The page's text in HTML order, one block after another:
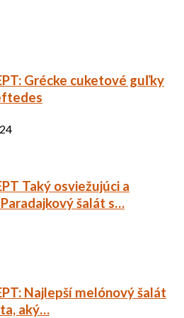
Grécke cuketové guľky
Taký osviežujúci a
šalát s…
Najlepší melónový šalát
aký…